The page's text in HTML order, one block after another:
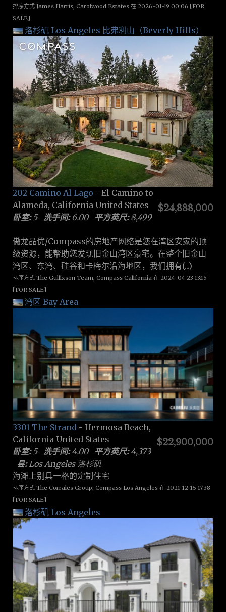
排序方式 James Harris, Carolwood Estates 在 2026-01-19 00:06 [FOR
SALE]
洛杉矶 Los Angeles 比弗利山（Beverly Hills）
$24,888,000
202 Camino Al Lago - El Camino to
Alameda, California United States
卧室:5 洗手间:6.00 平方英尺:8,499
傲龙品优/Compass的房地产网络是您在湾区安家的顶
级资源，能帮助您发现旧金山湾区豪宅。在整个旧金山
湾区、东湾、硅谷和卡梅尔沿海地区，我们拥有(...)
排序方式 The Gullixson Team, Compass California 在 2024-04-23 13:15
[FOR SALE]
湾区 Bay Area
$22,900,000
3301 The Strand - Hermosa Beach,
California United States
卧室:5 洗手间:4.00 平方英尺:4,373
县:Los Angeles 洛杉矶
海滩上别具一格的定制住宅
排序方式 The Corrales Group, Compass Los Angeles 在 2021-12-15 17:38
[FOR SALE]
洛杉矶 Los Angeles